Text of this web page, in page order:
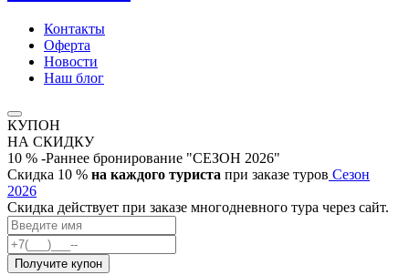
Контакты
Оферта
Новости
Наш блог
КУПОН
НА СКИДКУ
10 % -Раннее бронирование "СЕЗОН 2026"
Скидка 10 % на каждого туриста при заказе туров Сезон
2026
Скидка действует при заказе многодневного тура через сайт.